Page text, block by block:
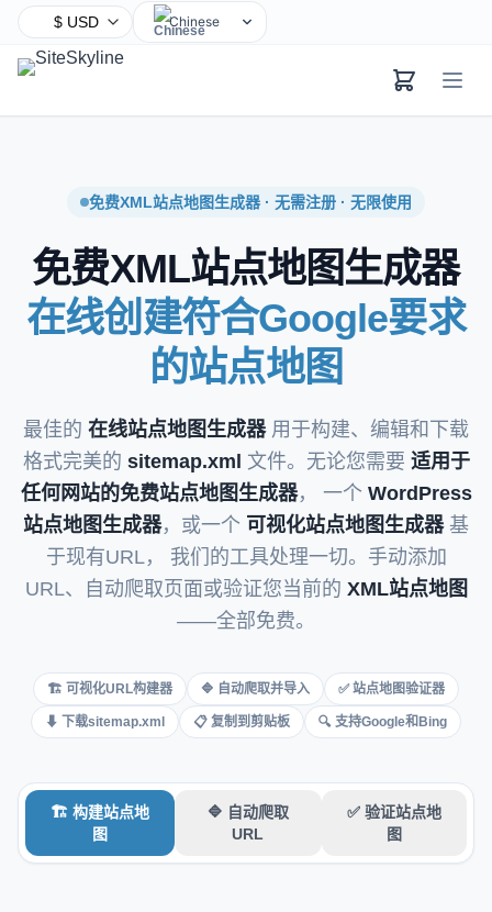
Chinese
French
Portuguese
Russian
Urdu
Indonesian
German
Japanese
Turkish
Korean
Italian
Vietnamese
Danish
Polish
免费XML站点地图生成器 · 无需注册 · 无限使用
免费XML站点地图生成器
在线创建符合Google要求
的站点地图
最佳的 在线站点地图生成器用于构建、编辑和下载
格式完美的 sitemap.xml 文件。无论您需要 适用于
任何网站的免费站点地图生成器， 一个 WordPress
站点地图生成器，或一个 可视化站点地图生成器基
于现有URL， 我们的工具处理一切。手动添加
URL、自动爬取页面或验证您当前的 XML站点地图
——全部免费。
🏗 可视化URL构建器 🔷 自动爬取并导入 ✅ 站点地图验证器
⬇ 下载sitemap.xml 📋 复制到剪贴板 🔍 支持Google和Bing
🏗 构建站点地
图
🔷 自动爬取
URL
✅ 验证站点地
图